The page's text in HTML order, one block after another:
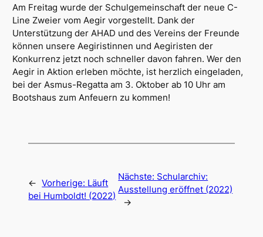
Am Freitag wurde der Schulgemeinschaft der neue C-
Line Zweier vom Aegir vorgestellt. Dank der
Unterstützung der AHAD und des Vereins der Freunde
können unsere Aegiristinnen und Aegiristen der
Konkurrenz jetzt noch schneller davon fahren. Wer den
Aegir in Aktion erleben möchte, ist herzlich eingeladen,
bei der Asmus-Regatta am 3. Oktober ab 10 Uhr am
Bootshaus zum Anfeuern zu kommen!
← Vorherige: Läuft
bei Humboldt! (2022)
Nächste: Schularchiv:
Ausstellung eröffnet (2022)
→